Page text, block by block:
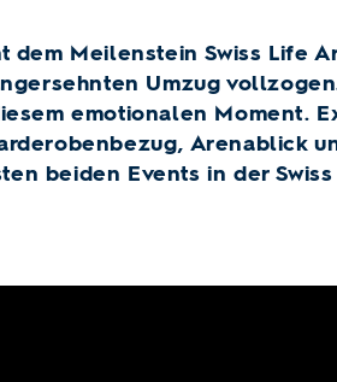
dem Meilenstein Swiss Life
Umzug
emotionalen Moment.
Arenablick
beiden Events in der